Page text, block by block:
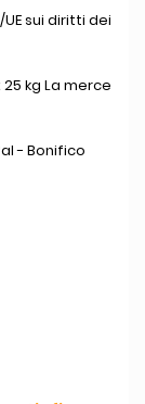
sui diritti dei
kg La merce
- Bonifico